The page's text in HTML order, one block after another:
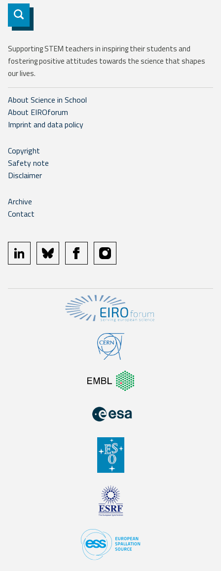
Subscribe
Supporting STEM teachers in inspiring their students and
fostering positive attitudes towards the science that shapes
our lives.
About Science in School
About EIROforum
Imprint and data policy
Copyright
Safety note
Disclaimer
Archive
Contact
linkedin bluesky facebookinstagram